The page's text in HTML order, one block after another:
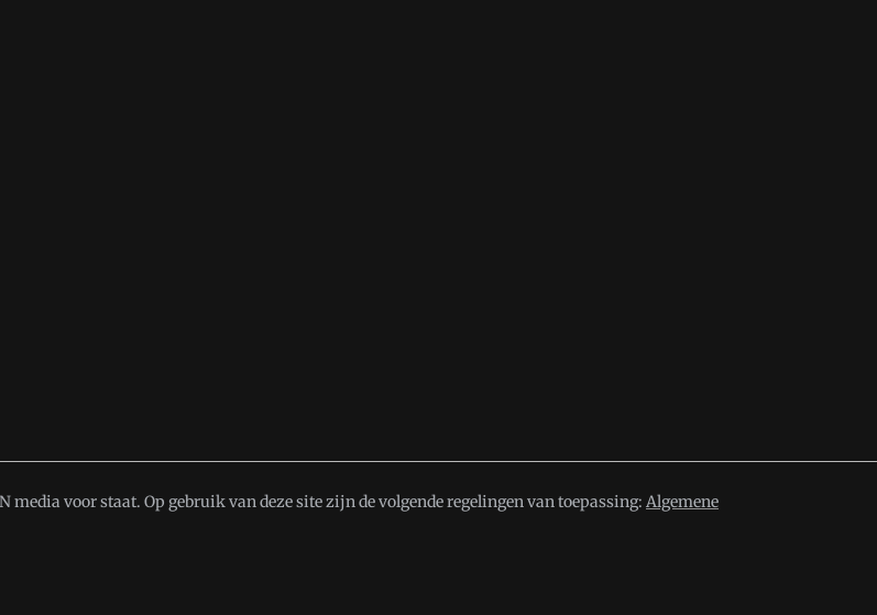
media voor staat. Op gebruik van deze site zijn de volgende regelingen van toepassing: Algemene